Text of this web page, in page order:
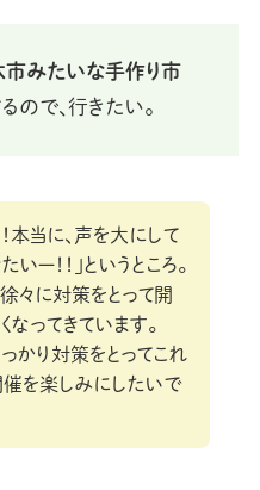
市みたいな手作り市
ので、行きたい。
本当に、声を大にして
いー！！」というところ。
々に対策をとって開
なってきています。
かり対策をとってこれ
催を楽しみにしたいで